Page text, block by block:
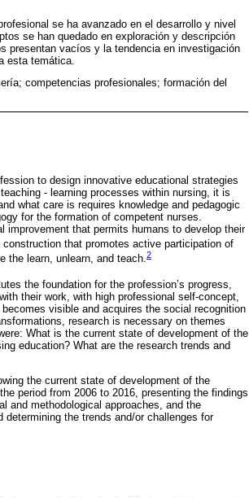
se ha avanzado en el desarrollo y nivel
se han quedado en exploración y descripción
presentan vacíos y la tendencia en investigación
esta temática.
competencias profesionales; formación del
to design innovative educational strategies
- learning processes within nursing, it is
what care is requires knowledge and pedagogic
for the formation of competent nurses.
that permits humans to develop their
that promotes active participation of
the learn, unlearn, and teach.2
the foundation for the profession’s progress,
their work, with high professional self-concept,
visible and acquires the social recognition
research is necessary on themes
What is the current state of development of the
education? What are the research trends and
the current state of development of the
period from 2006 to 2016, presenting the findings
and methodological approaches, and the
determining the trends and/or challenges for